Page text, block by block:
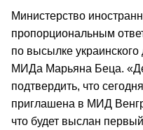
Министерство
пропорциональным
по высылке
МИДа Марьяна Беца.
подтвердить, что
приглашена в МИД
что будет выслан